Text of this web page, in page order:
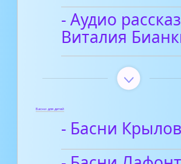
- Аудио
Виталия
Басни для детей
- Басни